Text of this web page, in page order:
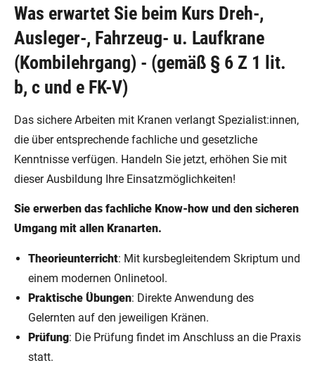
Was erwartet Sie beim Kurs Dreh-,
Ausleger-, Fahrzeug- u. Laufkrane
(Kombilehrgang) - (gemäß § 6 Z 1 lit.
b, c und e FK-V)
Das sichere Arbeiten mit Kranen verlangt Spezialist:innen,
die über entsprechende fachliche und gesetzliche
Kenntnisse verfügen. Handeln Sie jetzt, erhöhen Sie mit
dieser Ausbildung Ihre Einsatzmöglichkeiten!
Sie erwerben das fachliche Know-how und den sicheren
Umgang mit allen Kranarten.
Theorieunterricht: Mit kursbegleitendem Skriptum und
einem modernen Onlinetool.
Praktische Übungen: Direkte Anwendung des
Gelernten auf den jeweiligen Kränen.
Prüfung: Die Prüfung findet im Anschluss an die Praxis
statt.